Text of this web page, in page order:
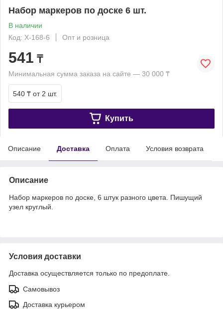
Набор маркеров по доске 6 шт.
В наличии
Код: Х-168-6
Опт и розница
541 ₸
Минимальная сумма заказа на сайте — 30 000 ₸
540 ₸ от 2 шт.
Купить
Описание Доставка Оплата Условия возврата
Описание
Набор маркеров по доске, 6 штук разного цвета. Пишущий
узел круглый.
Условия доставки
Доставка осуществляется только по предоплате.
Самовывоз
Доставка курьером